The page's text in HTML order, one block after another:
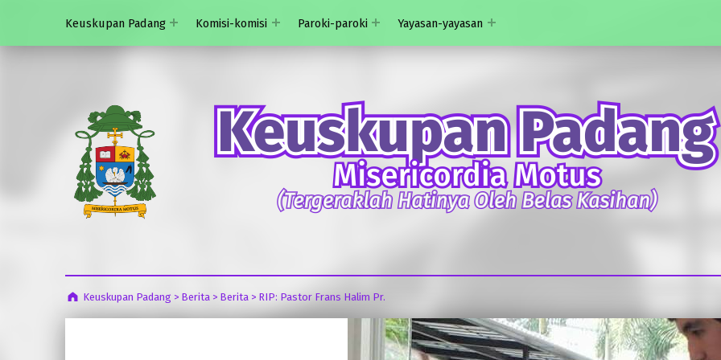
Keuskupan Padang
Komisi-komisi Paroki-paroki Yayasan-yayasan
Keuskupan Padang > Berita > Berita > RIP: Pastor Frans Halim Pr.